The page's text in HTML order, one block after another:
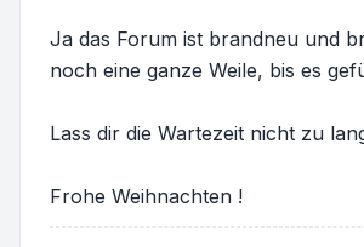
Ja das Forum ist brandneu und
noch eine ganze Weile, bis es
Lass dir die Wartezeit nicht zu
Frohe Weihnachten !